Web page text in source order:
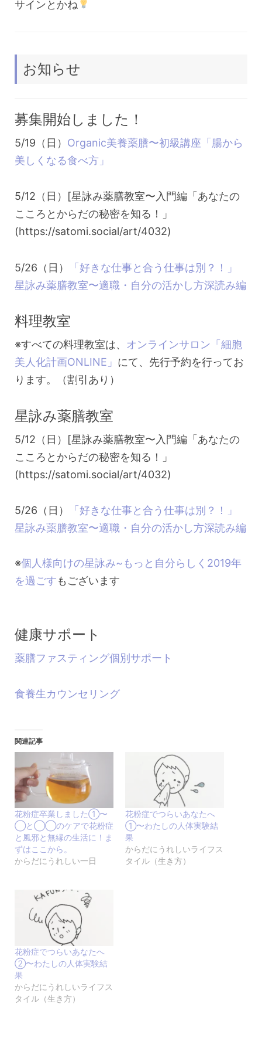
サインとかね
お知らせ
募集開始しました！
5/19（日） Organic美養薬膳〜初級講座「腸から
美しくなる食べ方」
5/12（日）[星詠み薬膳教室〜入門編「あなたの
こころとからだの秘密を知る！」
(https://satomi.social/art/4032)
5/26（日）
「好きな仕事と合う仕事は別？！」
星詠み薬膳教室〜適職・自分の活かし方深読み編
料理教室
※すべての料理教室は、 オンラインサロン「細胞
美人化計画ONLINE」 にて、先行予約を行ってお
ります。（割引あり）
星詠み薬膳教室
5/12（日）[星詠み薬膳教室〜入門編「あなたの
こころとからだの秘密を知る！」
(https://satomi.social/art/4032)
5/26（日）
「好きな仕事と合う仕事は別？！」
星詠み薬膳教室〜適職・自分の活かし方深読み編
※個人様向けの星詠み~もっと自分らしく2019年
を過ごすもございます
健康サポート
薬膳ファスティング個別サポート
食養生カウンセリング
関連記事
花粉症卒業しました①〜
◯と◯◯のケアで花粉症
と風邪と無縁の生活に！ま
ずはここから。
からだにうれしい一日
花粉症でつらいあなたへ
①〜わたしの人体実験結
果
からだにうれしいライフス
タイル（生き方）
花粉症でつらいあなたへ
②〜わたしの人体実験結
果
からだにうれしいライフス
タイル（生き方）